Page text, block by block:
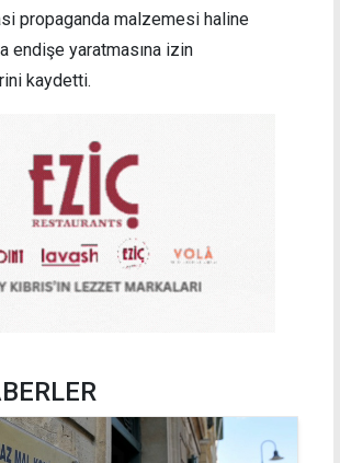
propaganda malzemesi haline
endişe yaratmasına izin
kaydetti.